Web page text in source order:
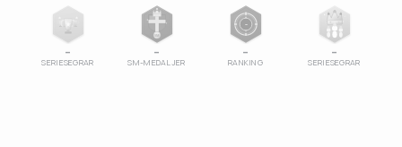
–
SERIESEGRAR
SM
–
SM-MEDALJER
–
–
RANKING
–
SERIESEGRAR